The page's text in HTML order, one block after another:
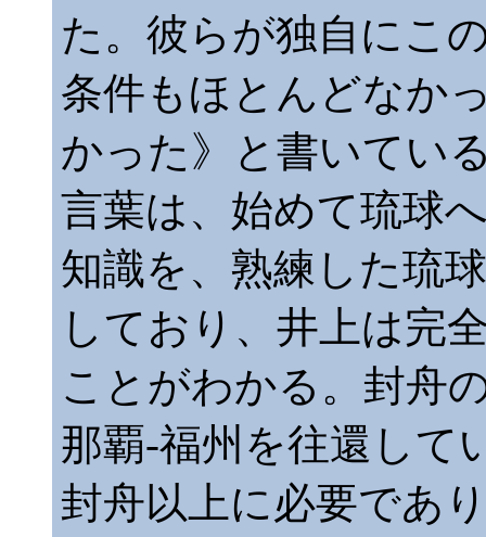
た。彼らが独自にこ
条件もほとんどなか
かった》と書いてい
言葉は、始めて琉球
知識を、熟練した琉
しており、井上は完
ことがわかる。封舟
那覇-福州を往還して
封舟以上に必要であ